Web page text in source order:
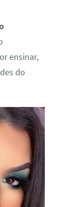
ensinar,
do